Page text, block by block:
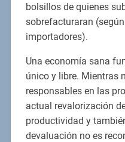
bolsillos de quienes
sobrefacturaran
importadores).
Una economía sana
único y libre. Mientras
responsables en las
actual revalorización
productividad y
devaluación no es